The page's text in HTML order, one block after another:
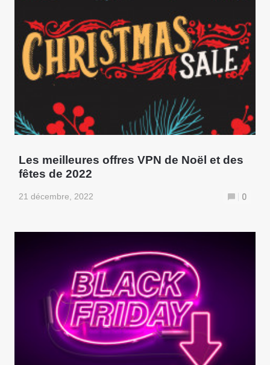
Les meilleures offres VPN de Noël et des
fêtes de 2022
21 décembre, 2022 0